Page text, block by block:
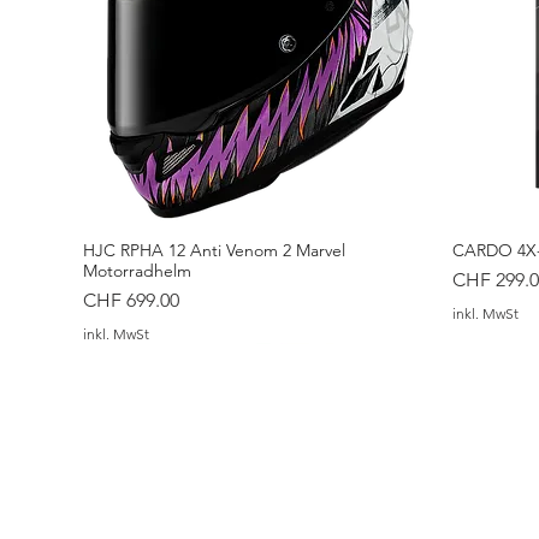
HJC RPHA 12 Anti Venom 2 Marvel
Motorradhelm
Preis
CHF 699.00
inkl. MwSt
CARDO
Preis
CHF
inkl. MwSt